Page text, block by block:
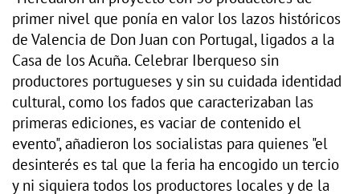
primer nivel que ponía en valor los lazos históricos
de Valencia de Don Juan con Portugal, ligados a la
Casa de los Acuña. Celebrar Iberqueso sin
productores portugueses y sin su cuidada identidad
cultural, como los fados que caracterizaban las
primeras ediciones, es vaciar de contenido el
evento", añadieron los socialistas para quienes "el
desinterés es tal que la feria ha encogido un tercio
y ni siquiera todos los productores locales y de la